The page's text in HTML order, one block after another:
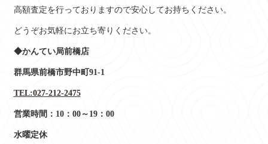
高額査定を行っておりますので安心してお持ちください。
どうぞお気軽にお立ち寄りください。
◆かんてい局前橋店
群馬県前橋市野中町91-1
TEL:027-212-2475
営業時間：10：00～19：00
水曜定休